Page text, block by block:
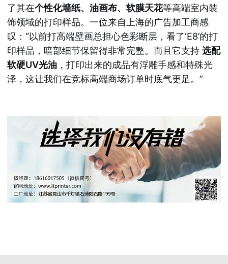
了其在个性化墙纸、油画布、软膜天花等高端室内装
饰领域的打印样品。 一位来自上海的广告加工商感
叹：“以前打高端壁画总担心色彩断层，看了‘E8’的打
印样品，暗部细节保留得非常完整。而且它支持 选配
软硬UV光油 ，打印出来的成品有浮雕手感和特殊光
泽，这让我们在竞标高端商场订单时底气更足。”